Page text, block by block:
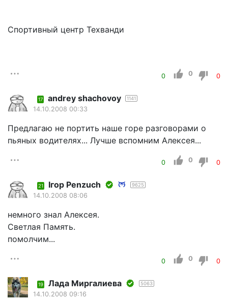
Спортивный центр Техванди
0 0 0
17 andrey shachovoy 1141
14.10.2008 00:33
Предлагаю не портить наше горе разговорами о
пьяных водителях... Лучше вспомним Алексея...
0 0 0
21 Iгор Penzuch 9625
14.10.2008 08:06
немного знал Алексея.
Светлая Память.
помолчим...
0 0 0
19 Лада Миргалиева 5063
14.10.2008 09:16